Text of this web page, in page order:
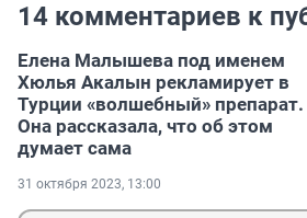
14 комментариев к
Елена Малышева под именем
Хюлья Акалын рекламирует в
Турции «волшебный» препарат.
Она рассказала, что об этом
думает сама
31 октября 2023, 13:00